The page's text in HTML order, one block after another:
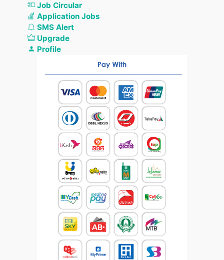
Job Circular
Application Jobs
SMS Alert
Upgrade
Profile